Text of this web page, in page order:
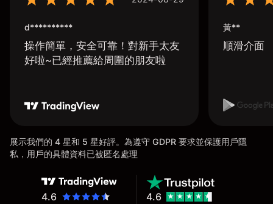
d**********
操作簡單，安全可靠！對新手太友
好啦~已經推薦給周圍的朋友啦
黃**
順滑介面
展示我們的 4 星和 5 星好評。為遵守 GDPR 要求並保護用戶隱
私，用戶的具體資料已被匿名處理
4.6 4.6